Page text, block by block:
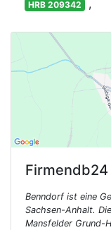
HRB 209342 ,
Firmendb24
Benndorf ist eine
Sachsen-Anhalt.
Mansfelder Grund-